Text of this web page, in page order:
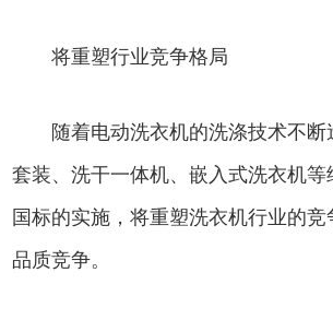
将重塑行业竞争格局
随着电动洗衣机的洗涤技术不断
套装、洗干一体机、嵌入式洗衣机
国标的实施，将重塑洗衣机行业的
品质竞争。